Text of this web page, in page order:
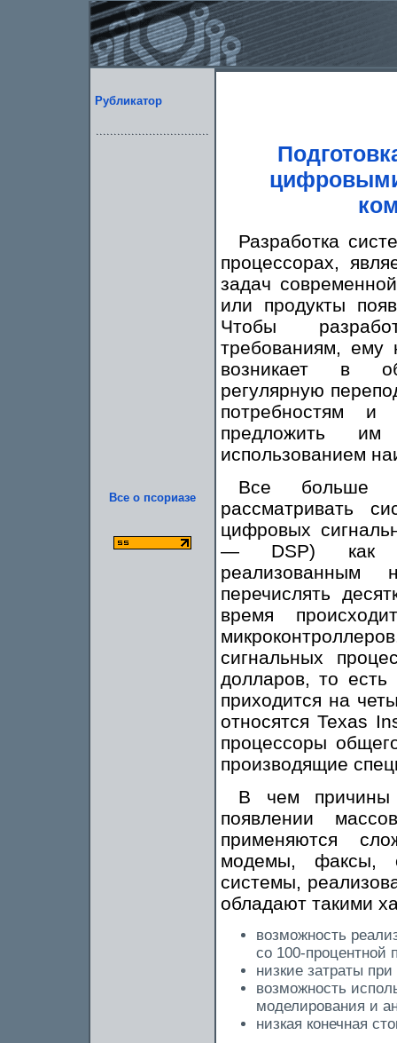
Рубликатор
Все о псориазе
Разработка
процессорах,
задач
или продукты
Чтобы
требованиям, ему
возникает в
регулярную
потребностям и
предложить
использованием
Все больше
рассматривать
цифровых
— DSP) как
реализованным
перечислять
время
сигнальных
долларов, то
приходится на
относятся Texas
процессоры
производящие
В чем
появлении
применяются
модемы, факсы,
системы,
обладают такими
возможность
со 100-процентной
низкие затраты
возможность
моделирования и
низкая конечная